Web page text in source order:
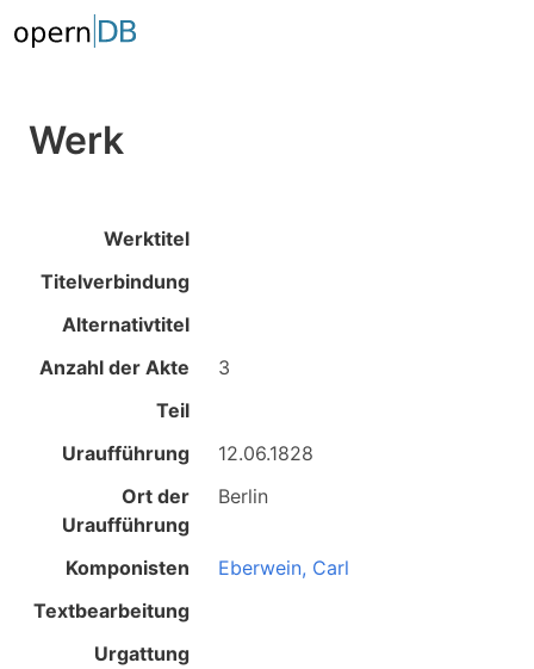
Werk
Werktitel
Titelverbindung
Alternativtitel
Anzahl der Akte
3
Teil
Uraufführung
12.06.1828
Ort der
Uraufführung
Berlin
Komponisten
Eberwein, Carl
Textbearbeitung
Urgattung